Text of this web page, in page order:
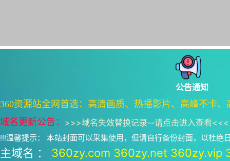
公告通知
360资源站全网首选：高清画质、热播影片、高峰不卡
域名更新公告： >>>域名失效替换记录--请点击进入查看<<<
!!!温馨提示： 本站封面可以采集使用，但请自行备份封面，以杜绝
主域名 ： 360zy.com 360zy.net 360zy.vip